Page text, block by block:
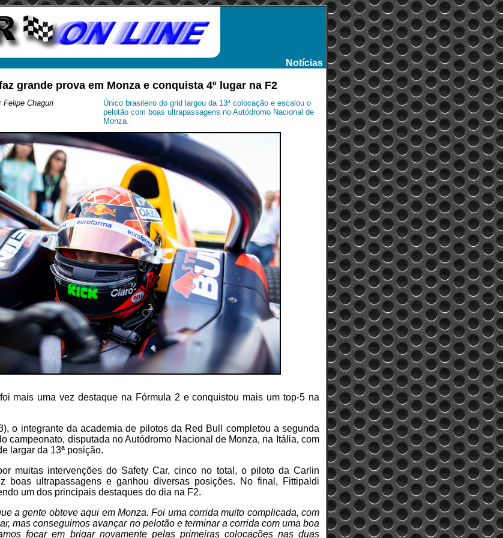
Notícias
grande prova em Monza e conquista 4º lugar na F2
Felipe Chaguri
Único brasileiro do grid largou da 13ª colocação e escalou o
pelotão com boas ultrapassagens no Autódromo Nacional de
Monza.
mais uma vez destaque na Fórmula 2 e conquistou mais um top-5 na
o integrante da academia de pilotos da Red Bull completou a segunda
campeonato, disputada no Autódromo Nacional de Monza, na Itália, com
largar da 13ª posição.
muitas intervenções do Safety Car, cinco no total, o piloto da Carlin
boas ultrapassagens e ganhou diversas posições. No final, Fittipaldi
um dos principais destaques do dia na F2.
a gente obteve aqui em Monza. Foi uma corrida muito complicada, com
mas conseguimos avançar no pelotão e terminar a corrida com uma boa
focar em brigar novamente pelas primeiras colocações nas duas